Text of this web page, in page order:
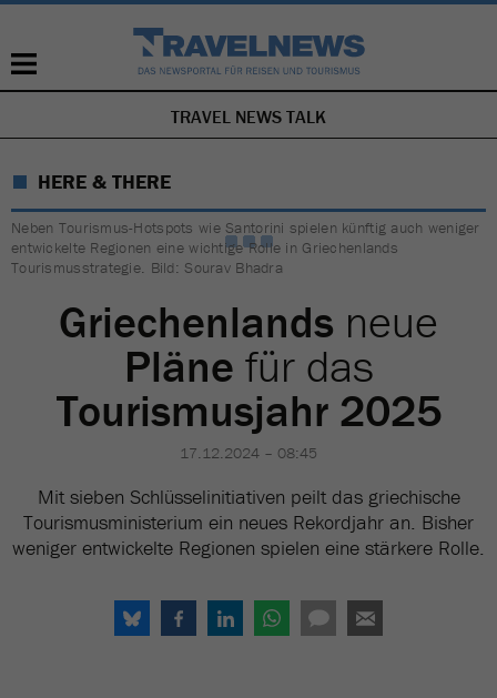
NAVIGATION
ÜBERSPRINGEN
TRAVEL NEWS TALK
HERE & THERE
Neben Tourismus-Hotspots wie Santorini spielen künftig auch weniger
entwickelte Regionen eine wichtige Rolle in Griechenlands
Tourismusstrategie. Bild: Sourav Bhadra
Griechenlands neue
Pläne für das
Tourismusjahr 2025
17.12.2024 – 08:45
Mit sieben Schlüsselinitiativen peilt das griechische
Tourismusministerium ein neues Rekordjahr an. Bisher
weniger entwickelte Regionen spielen eine stärkere Rolle.